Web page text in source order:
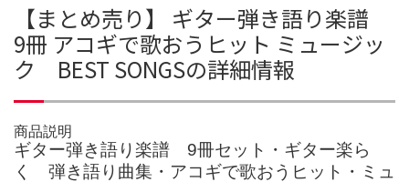
【まとめ売り】 ギター弾き語り楽譜
9冊 アコギで歌おうヒット ミュージッ
ク BEST SONGSの詳細情報
商品説明
ギター弾き語り楽譜 9冊セット・ギター楽ら
く 弾き語り曲集・アコギで歌おうヒット・ミュ